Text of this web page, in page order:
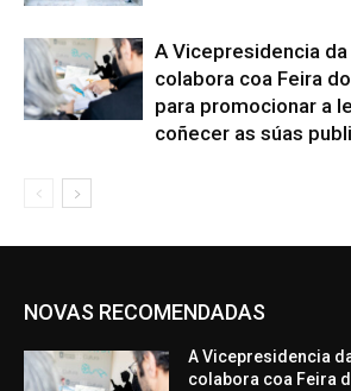
A Vicepresidencia
colabora coa Feira
para promocionar a
coñecer as súas
NOVAS RECOMENDADAS
A Vicepresidencia
colabora coa Feira